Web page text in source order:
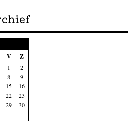
V Z
1
2
8
9
15
16
22
23
29
30